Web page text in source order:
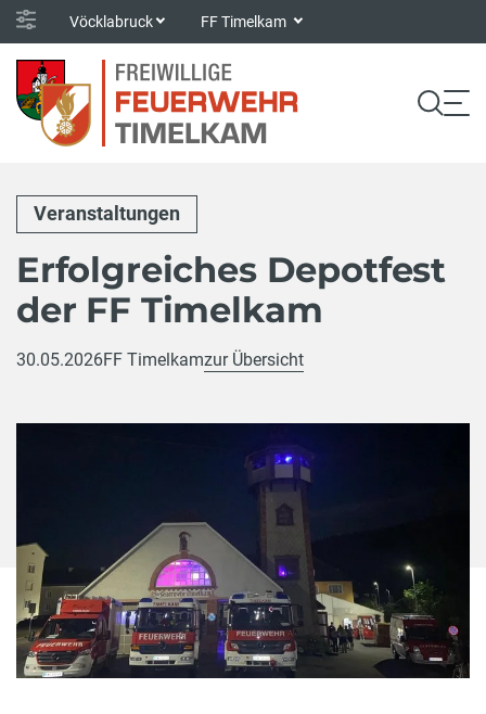
Vöcklabruck FF Timelkam
Veranstaltungen
Erfolgreiches Depotfest
der FF Timelkam
30.05.2026FF Timelkamzur Übersicht